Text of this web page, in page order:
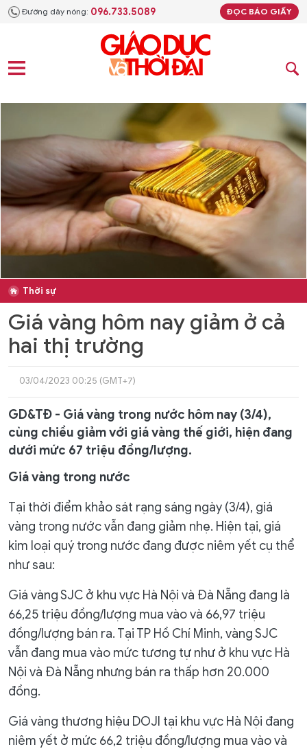
Đường dây nóng: 096.733.5089 ĐỌC BÁO GIẤY
Thời sự
Giá vàng hôm nay giảm ở cả
hai thị trường
03/04/2023 00:25 (GMT+7)
GD&TĐ - Giá vàng trong nước hôm nay (3/4),
cùng chiều giảm với giá vàng thế giới, hiện đang
dưới mức 67 triệu đồng/lượng.
Giá vàng trong nước
Tại thời điểm khảo sát rạng sáng ngày (3/4), giá
vàng trong nước vẫn đang giảm nhẹ. Hiện tại, giá
kim loại quý trong nước đang được niêm yết cụ thể
như sau:
Giá vàng SJC ở khu vực Hà Nội và Đà Nẵng đang là
66,25 triệu đồng/lượng mua vào và 66,97 triệu
đồng/lượng bán ra. Tại TP Hồ Chí Minh, vàng SJC
vẫn đang mua vào mức tương tự như ở khu vực Hà
Nội và Đà Nẵng nhưng bán ra thấp hơn 20.000
đồng.
Giá vàng thương hiệu DOJI tại khu vực Hà Nội đang
niêm yết ở mức 66,2 triệu đồng/lượng mua vào và